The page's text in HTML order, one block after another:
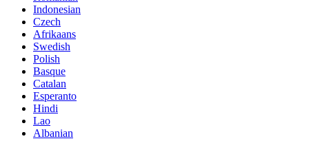
Indonesian
Czech
Afrikaans
Swedish
Polish
Basque
Catalan
Esperanto
Hindi
Lao
Albanian